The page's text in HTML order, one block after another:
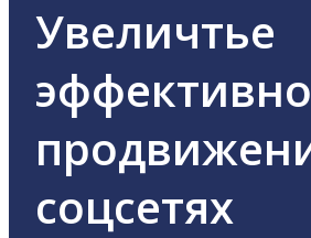
Увеличтье
соцсетях